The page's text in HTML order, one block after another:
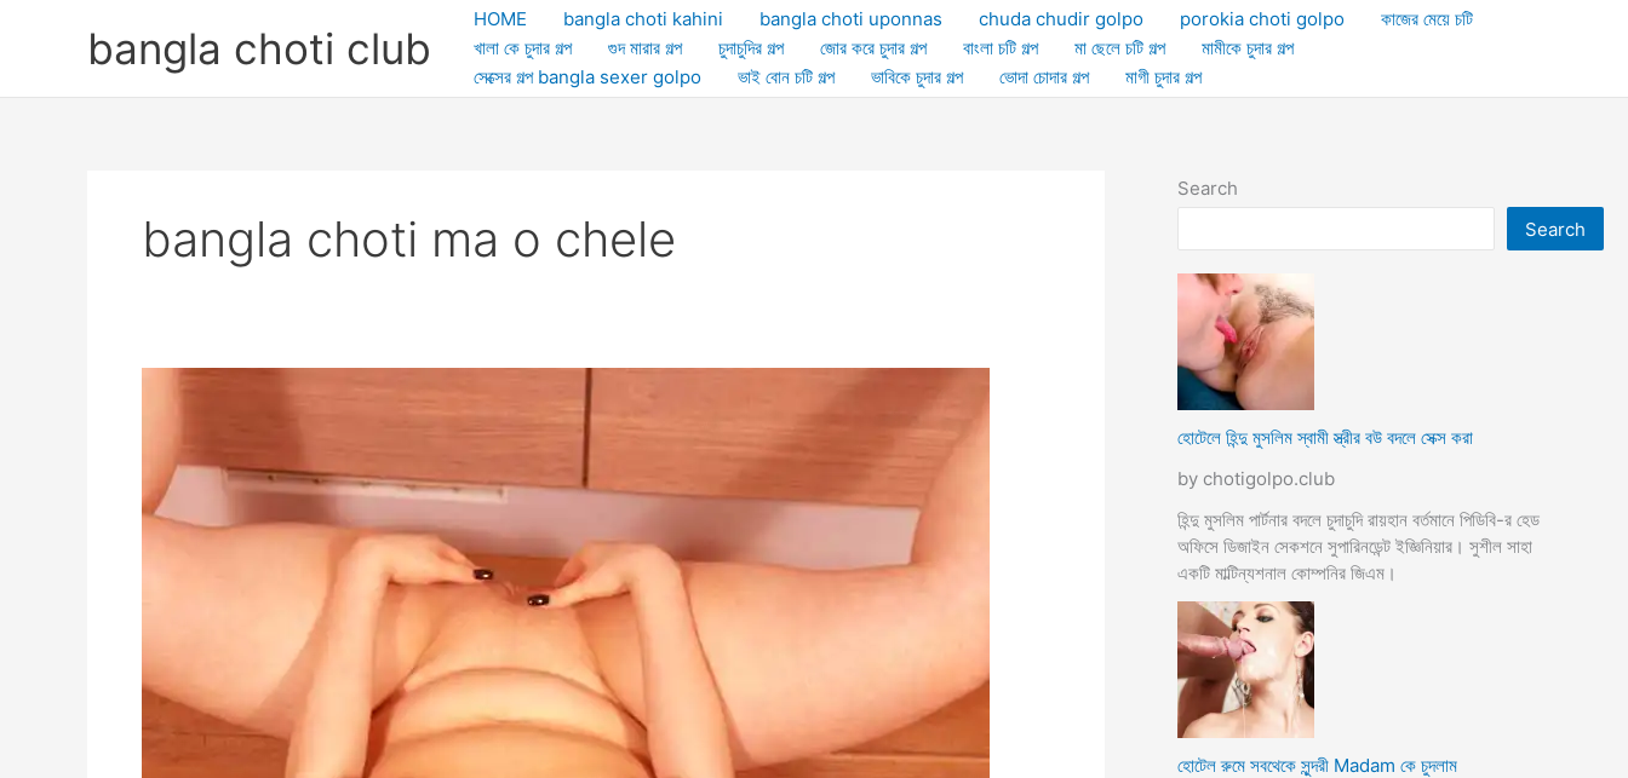
bangla choti club
HOME bangla choti kahini bangla choti uponnas chuda chudir golpo porokia choti golpo
কাজের মেয়ে চটি
খালা কে চুদার গল্প
গুদ মারার গল্প চুদাচুদির গল্প জোর করে চুদার গল্প বাংলা চটি গল্প মা ছেলে চটি গল্প
মামীকে চুদার গল্প
সেক্সের গল্প bangla sexer golpo
ভাই বোন চটি গল্প ভাবিকে চুদার গল্প ভোদা চোদার গল্প মাগী চুদার গল্প
bangla choti ma o chele
Search
Search
হোটেলে হিন্দু মুসলিম স্বামী স্ত্রীর বউ বদলে সেক্স করা
by chotigolpo.club
হিন্দু মুসলিম পার্টনার বদলে চুদাচুদি রায়হান বর্তমানে পিডিবি-র হেড
অফিসে ডিজাইন সেকশনে সুপারিনডেন্ট ইজ্ঞিনিয়ার। সুশীল সাহা
একটি মাল্টিন্যশনাল কোম্পনির জিএম।
হোটেল রুমে সবথেকে সুন্দরী Madam কে চুদলাম